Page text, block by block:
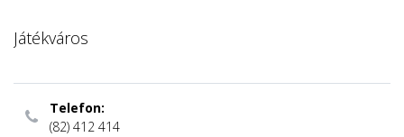
Játékváros
Telefon:
(82) 412 414